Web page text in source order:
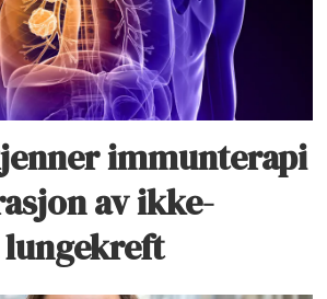
immunterapi
av ikke-